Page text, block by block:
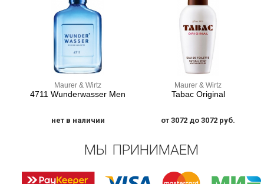
Maurer & Wirtz
4711 Wunderwasser Men
нет в наличии
Maurer & Wirtz
Tabac Original
от 3072 до 3072 руб.
МЫ ПРИНИМАЕМ